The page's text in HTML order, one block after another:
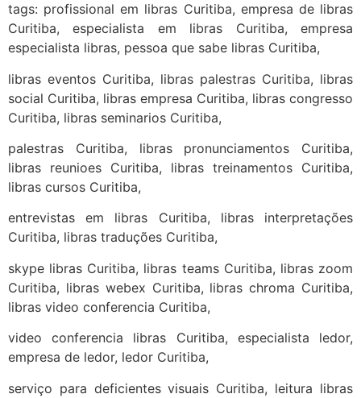
tags: profissional em libras Curitiba, empresa de libras
Curitiba, especialista em libras Curitiba, empresa
especialista libras, pessoa que sabe libras Curitiba,
libras eventos Curitiba, libras palestras Curitiba, libras
social Curitiba, libras empresa Curitiba, libras congresso
Curitiba, libras seminarios Curitiba,
palestras Curitiba, libras pronunciamentos Curitiba,
libras reunioes Curitiba, libras treinamentos Curitiba,
libras cursos Curitiba,
entrevistas em libras Curitiba, libras interpretações
Curitiba, libras traduções Curitiba,
skype libras Curitiba, libras teams Curitiba, libras zoom
Curitiba, libras webex Curitiba, libras chroma Curitiba,
libras video conferencia Curitiba,
video conferencia libras Curitiba, especialista ledor,
empresa de ledor, ledor Curitiba,
serviço para deficientes visuais Curitiba, leitura libras